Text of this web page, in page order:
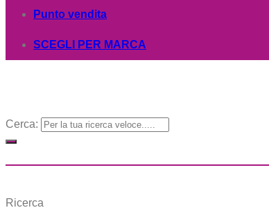
Punto vendita
SCEGLI PER MARCA
Cerca:
Ricerca